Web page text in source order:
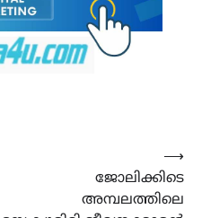
ജോലിക്കിടെ
അമ്പലത്തിലെ
⟶